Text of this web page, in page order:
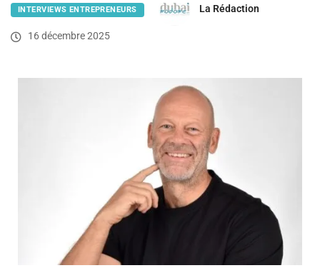
INTERVIEWS ENTREPRENEURS La Rédaction
16 décembre 2025